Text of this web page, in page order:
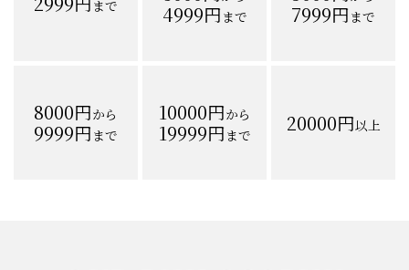
3000円から 5000円から
8000円から 10000円から